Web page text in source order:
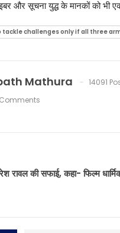
और सूचना युद्ध के मानकों को भी
challenges only if all three
Mathura
14091
रावल की सफाई, कहा- फिल्म